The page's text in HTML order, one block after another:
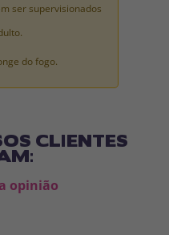
ser supervisionados
do fogo.
CLIENTES
opinião